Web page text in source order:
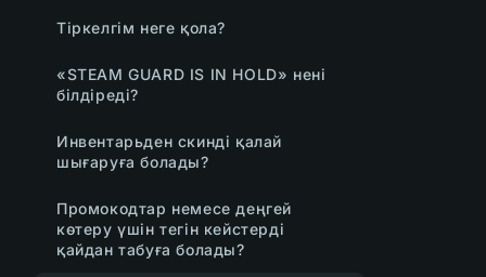
Тіркелгім неге қола?
«STEAM GUARD IS IN HOLD» нені
білдіреді?
Инвентарьден скинді қалай
шығаруға болады?
Промокодтар немесе деңгей
көтеру үшін тегін кейстерді
қайдан табуға болады?